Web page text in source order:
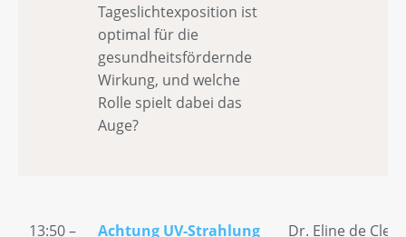
Tageslichtexposition ist
optimal für die
gesundheitsfördernde
Wirkung, und welche
Rolle spielt dabei das
Auge?
13:50 – Achtung UV-Strahlung Dr. Eline de